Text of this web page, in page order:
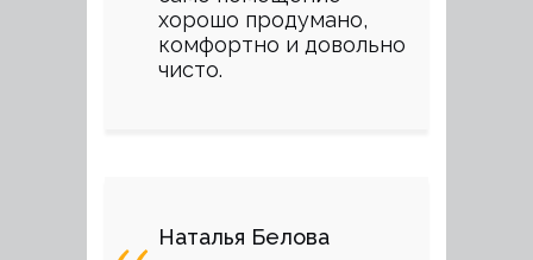
хорошо продумано,
комфортно и довольно
чисто.
Наталья Белова